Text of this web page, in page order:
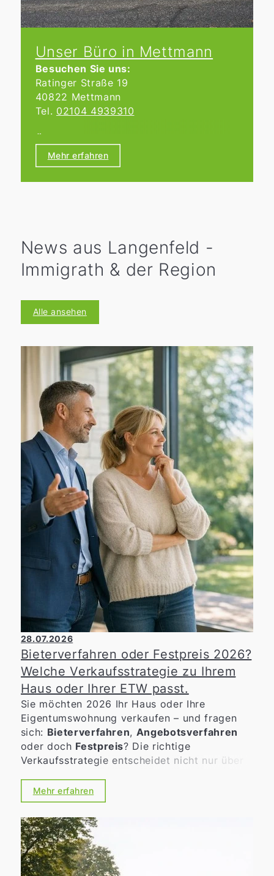
Unser Büro in Mettmann
Besuchen Sie uns:
Ratinger Straße 19
40822 Mettmann
Tel. 02104 4939310
Nach individueller Terminvereinbarung.
Mehr erfahren
News aus Langenfeld -
Immigrath & der Region
Alle ansehen
28.07.2026
Bieterverfahren oder Festpreis 2026?
Welche Verkaufsstrategie zu Ihrem
Haus oder Ihrer ETW passt.
Sie möchten 2026 Ihr Haus oder Ihre
Eigentumswohnung verkaufen – und fragen
sich: Bieterverfahren, Angebotsverfahren
oder doch Festpreis? Die richtige
Verkaufsstrategie entscheidet nicht nur über
Tempo, Verlässlichkeit und die Art der
Kaufinteressenten. Gerade in bewegten
Märkten lohnt sich eine nüchterne, gut
vorbereitete Entscheidung statt eines
„Bauchgefühls“.
Mehr erfahren